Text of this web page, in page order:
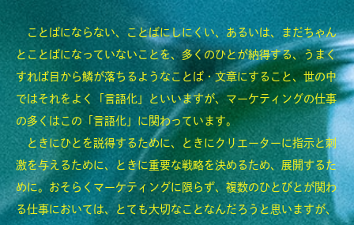
会社紹介
お問い合わせ
CATEGORY
マーケティングってね…
インサイトってか？
ベネフィットだって！
ことばにならない、ことばにしにくい、あるいは、まだちゃん
とことばになっていないことを、多くのひとが納得する、うまく
すれば目から鱗が落ちるようなことば・文章にすること、世の中
ではそれをよく「言語化」といいますが、マーケティングの仕事
の多くはこの「言語化」に関わっています。
ときにひとを説得するために、ときにクリエーターに指示と刺
激を与えるために、ときに重要な戦略を決めるため、展開するた
めに。おそらくマーケティングに限らず、複数のひとびとが関わ
る仕事においては、とても大切なことなんだろうと思いますが、